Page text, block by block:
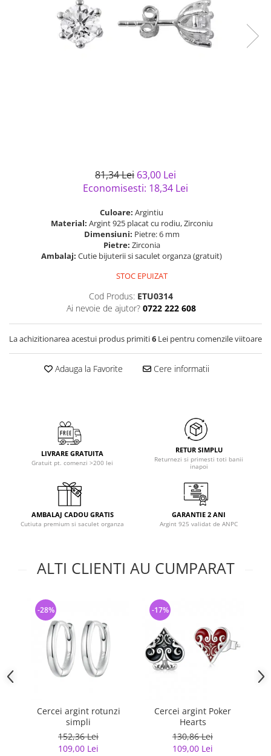
semipretioase
Bijuterii argint placat cu aur
Bijuterii argint cu diverse
Bijuterii de Lux
Bijuterii gotice si rock
81,34 Lei 63,00 Lei
Economisesti: 18,34 Lei
Culoare: Argintiu
Material: Argint 925 placat cu rodiu, Zirconiu
Dimensiuni: Pietre: 6 mm
Pietre: Zirconia
Ambalaj: Cutie bijuterii si saculet organza (gratuit)
STOC EPUIZAT
Cod Produs: ETU0314
Ai nevoie de ajutor? 0722 222 608
La achizitionarea acestui produs primiti6 Lei pentru comenzile viitoare
Adauga la Favorite Cere informatii
LIVRARE GRATUITA
Gratuit pt. comenzi >200 lei
RETUR SIMPLU
Returnezi si primesti toti banii
inapoi
AMBALAJ CADOU GRATIS
Cutiuta premium si saculet organza
GARANTIE 2 ANI
Argint 925 validat de ANPC
ALTI CLIENTI AU CUMPARAT
Cercei argint rotunzi
simpli
152,36 Lei
109,00 Lei
-28%
Cercei argint Poker
Hearts
130,86 Lei
109,00 Lei
-17%